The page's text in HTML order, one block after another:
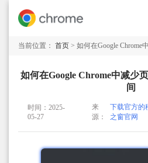
当前位置： 首页 > 如何在Google Chrome
如何在Google Chrome中减少
间
时间：2025-
05-27
来
源：
下载官方的
之窗官网